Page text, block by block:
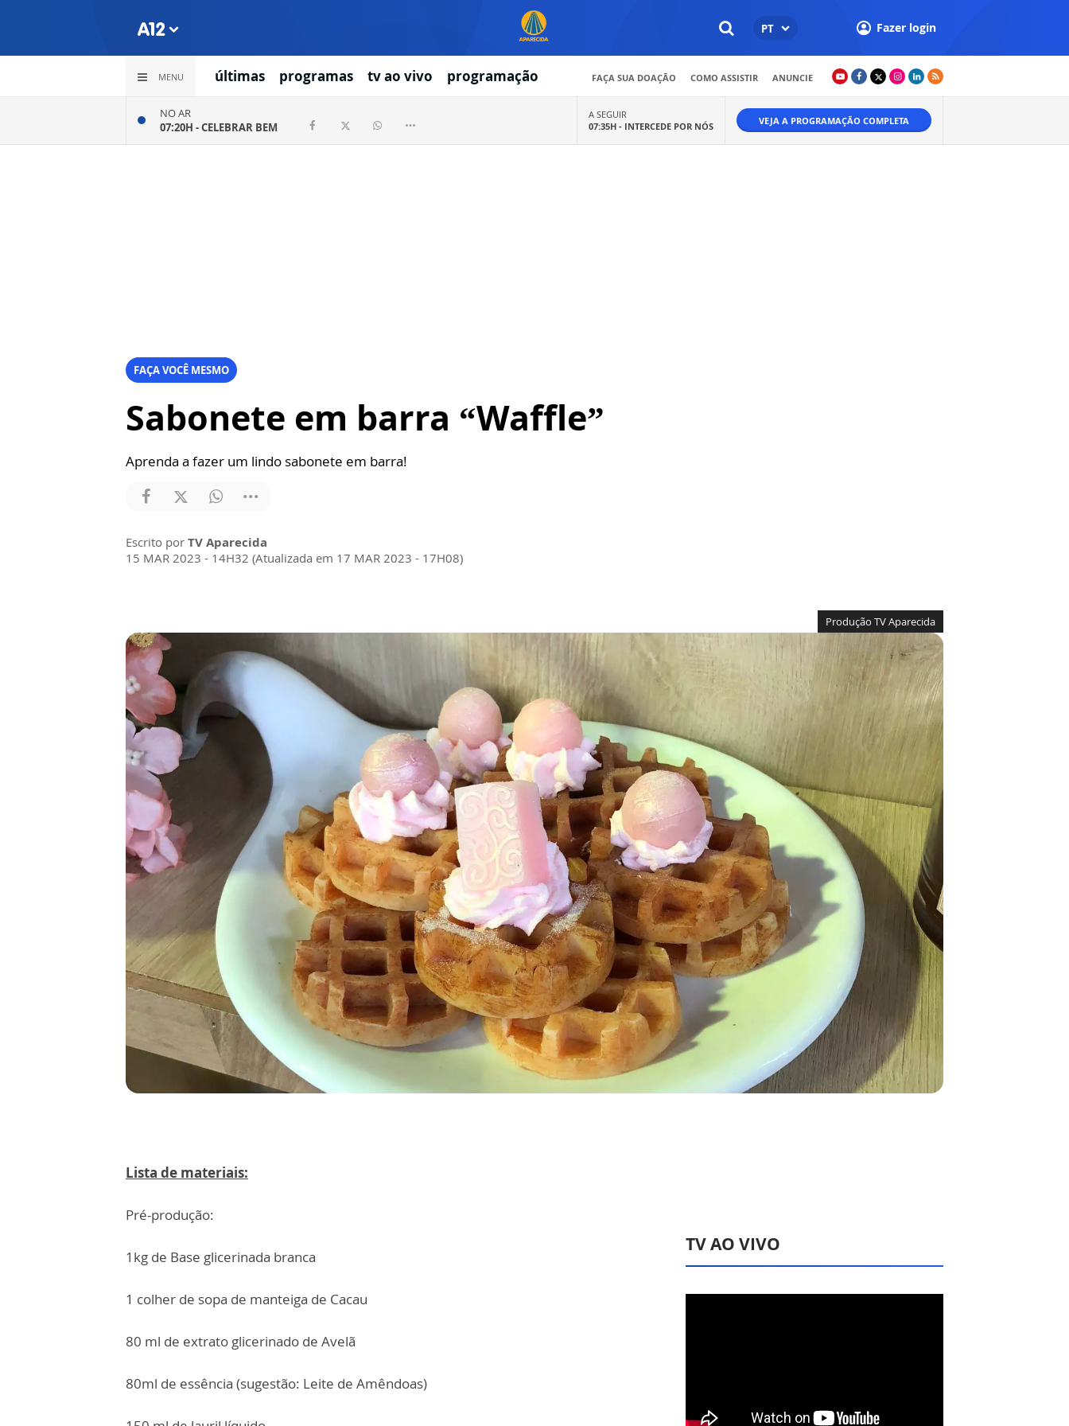
PT Fazer login
MENU últimas programas tv ao vivo programação FAÇA SUA DOAÇÃO COMO ASSISTIR ANUNCIE
NO AR
07:20H -CELEBRAR BEM
A SEGUIR
07:35H - INTERCEDE POR NÓS VEJA A PROGRAMAÇÃO COMPLETA
FAÇA VOCÊ MESMO
Sabonete em barra “Waffle”
Aprenda a fazer um lindo sabonete em barra!
Escrito por TV Aparecida
15 MAR 2023 - 14H32 (Atualizada em 17 MAR 2023 - 17H08)
Produção TV Aparecida
Lista de materiais:
Pré-produção:
1kg de Base glicerinada branca
1 colher de sopa de manteiga de Cacau
80 ml de extrato glicerinado de Avelã
80ml de essência (sugestão: Leite de Amêndoas)
TV AO VIVO